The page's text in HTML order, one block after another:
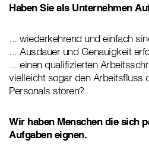
Haben Sie als Unternehmen
... wiederkehrend und einfach
... Ausdauer und Genauigkeit
... einen qualifizierten
vielleicht sogar den Arbeitsfluss
Personals stören?
Wir haben Menschen die sich
Aufgaben eignen.